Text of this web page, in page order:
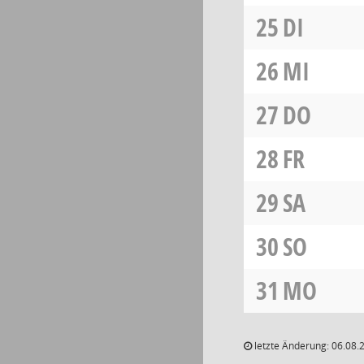
25DI
26MI
27DO
28FR
29SA
30SO
31 MO
letzte Änderung: